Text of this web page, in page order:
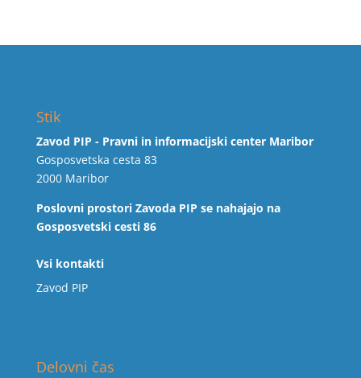
Stik
Zavod PIP - Pravni in informacijski center Maribor
Gosposvetska cesta 83
2000 Maribor
Poslovni prostori Zavoda PIP se nahajajo na
Gosposvetski cesti 86
Vsi kontakti
Zavod PIP
Delovni čas